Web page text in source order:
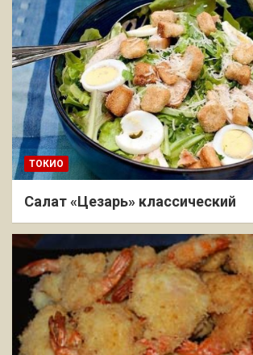
ТОКИО
Салат «Цезарь» классический